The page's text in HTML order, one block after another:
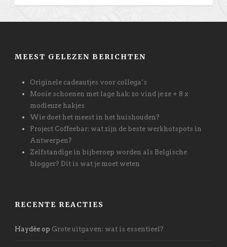
MEEST GELEZEN BERICHTEN
Originele cadeautjes voor collega’s
Mooie schoenen met lage hak: zo vind je ze + 8 x
modieuze hakjes
Wie doet het meest in het huishouden?
Project Coffeebar: wat zijn de beste werkhotspots in
Antwerpen?
Zelfstandige in bijberoep worden als Belgische
blogger? Dit is wat je moet weten
RECENTE REACTIES
Haydée op Grote uitgaven: wat is essentieel?